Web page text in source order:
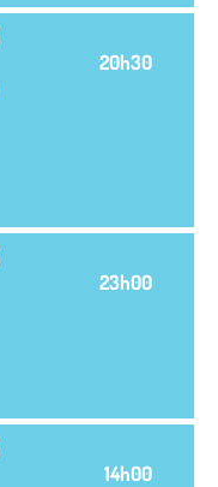
20h30
23h00
14h00